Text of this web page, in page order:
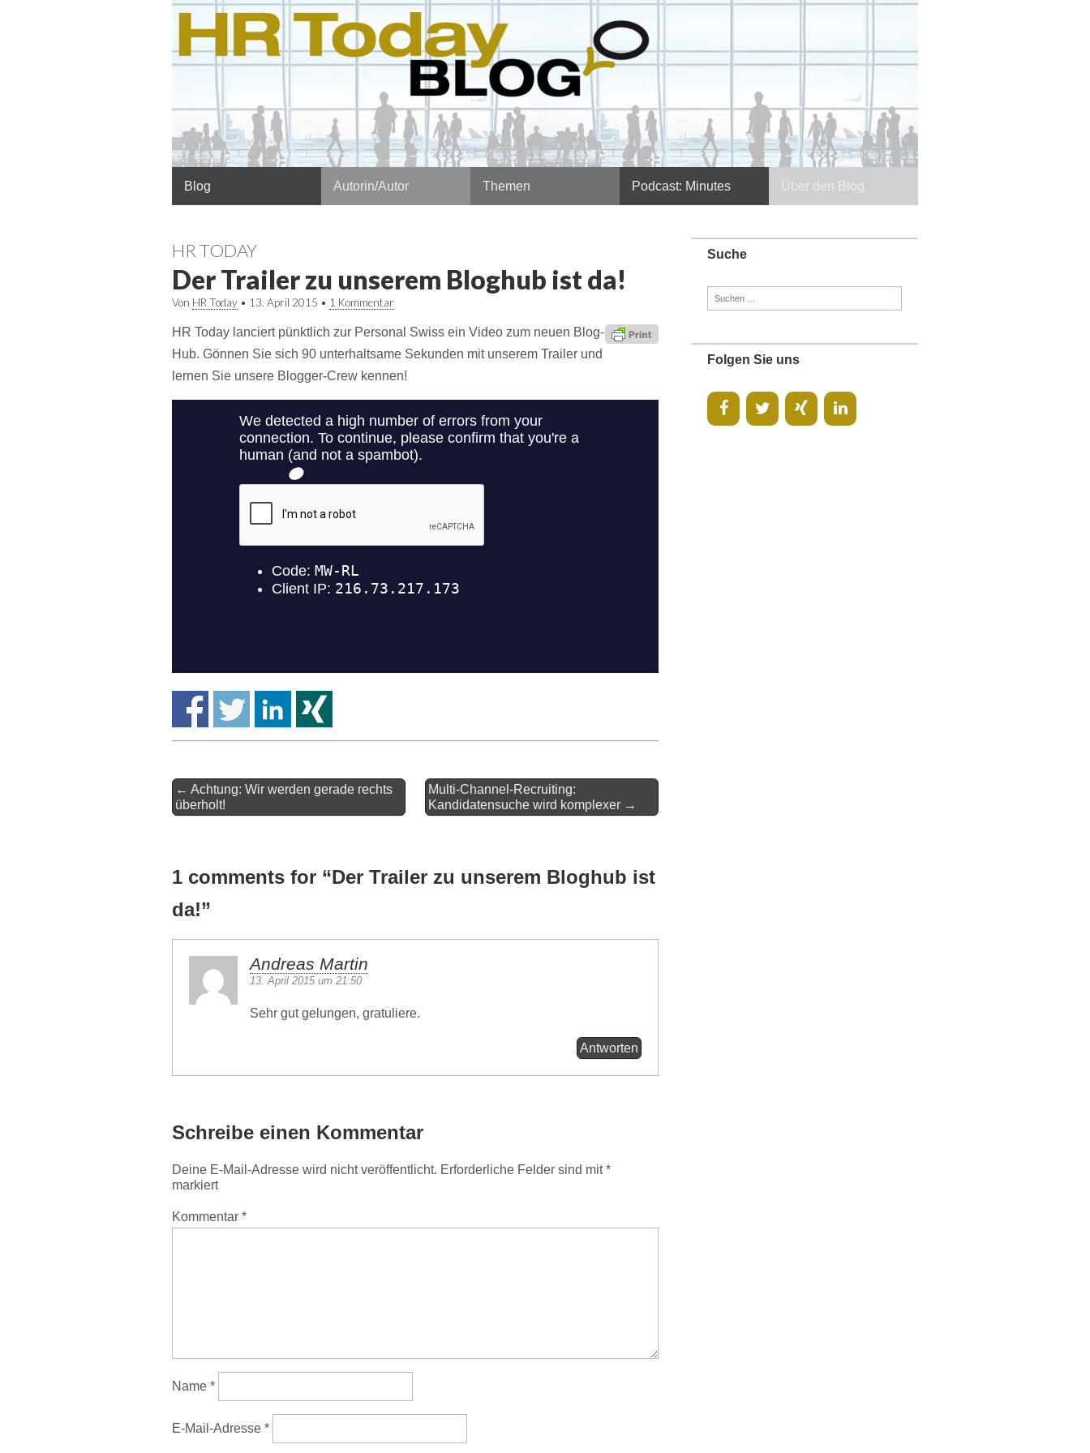
Hauptmenü
Blog Autorin/Autor Themen Podcast: Minutes Über den Blog
HR TODAY
Der Trailer zu unserem Bloghub ist da!
Von HR Today • 13. April 2015 • 1 Kommentar
HR Today lanciert pünktlich zur Personal Swiss ein Video zum neuen Blog-
Hub. Gönnen Sie sich 90 unterhaltsame Sekunden mit unserem Trailer und
lernen Sie unsere Blogger-Crew kennen!
Artikel-
Navigation
← Achtung: Wir werden gerade rechts
überholt!
Multi-Channel-Recruiting:
Kandidatensuche wird komplexer →
1 comments for “Der Trailer zu unserem Bloghub ist
da!”
Andreas Martin
13. April 2015 um 21:50
Sehr gut gelungen, gratuliere.
Antworten
Schreibe einen Kommentar
Deine E-Mail-Adresse wird nicht veröffentlicht. Erforderliche Felder sind mit*
markiert
Kommentar *
Name *
E-Mail-Adresse *
Suche
Folgen Sie uns